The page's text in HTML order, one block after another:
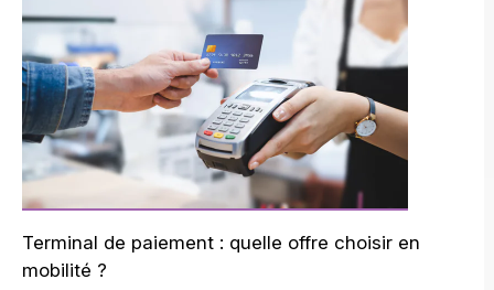
Terminal de paiement : quelle offre choisir en
mobilité ?